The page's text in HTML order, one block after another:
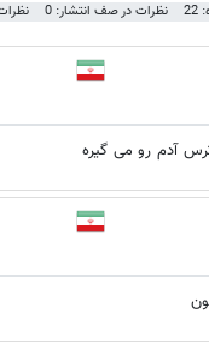
نظرات در صف انتشار: 0
آدم رو می گیره